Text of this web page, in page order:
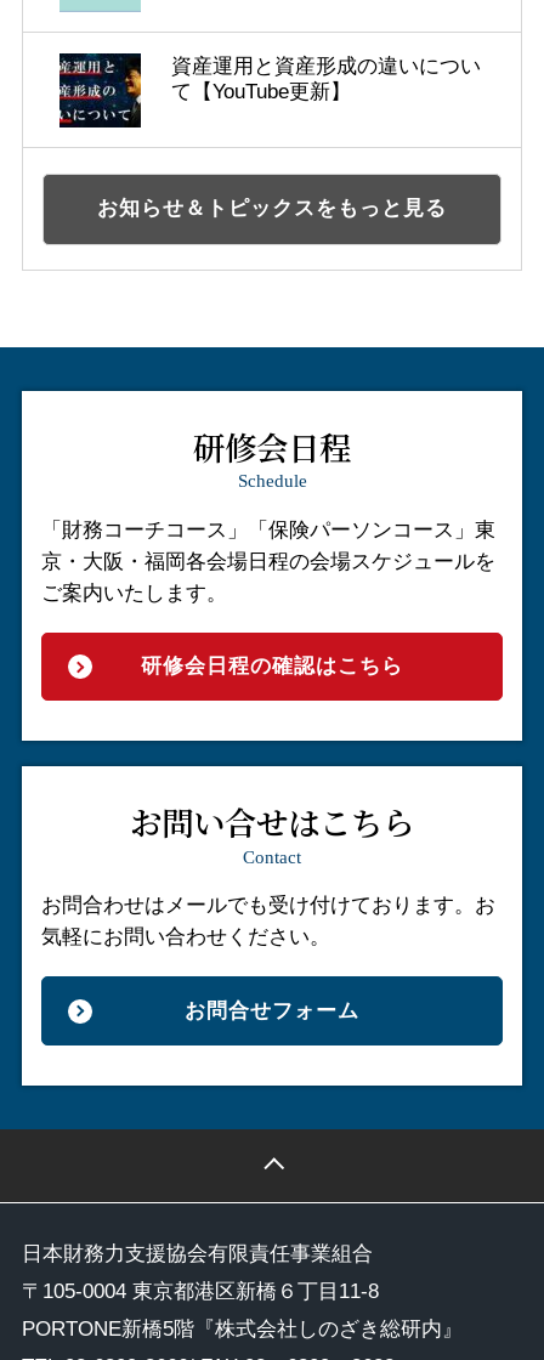
資産運用と資産形成の違いについ
て【YouTube更新】
お知らせ＆トピックスをもっと見る
研修会日程
Schedule
「財務コーチコース」「保険パーソンコース」東
京・大阪・福岡各会場日程の会場スケジュールを
ご案内いたします。
研修会日程の確認はこちら
お問い合せはこちら
Contact
お問合わせはメールでも受け付けております。 お
気軽にお問い合わせください。
お問合せフォーム
日本財務力支援協会有限責任事業組合
〒105-0004 東京都港区新橋６丁目11-8
PORTONE新橋5階『株式会社しのざき総研内』